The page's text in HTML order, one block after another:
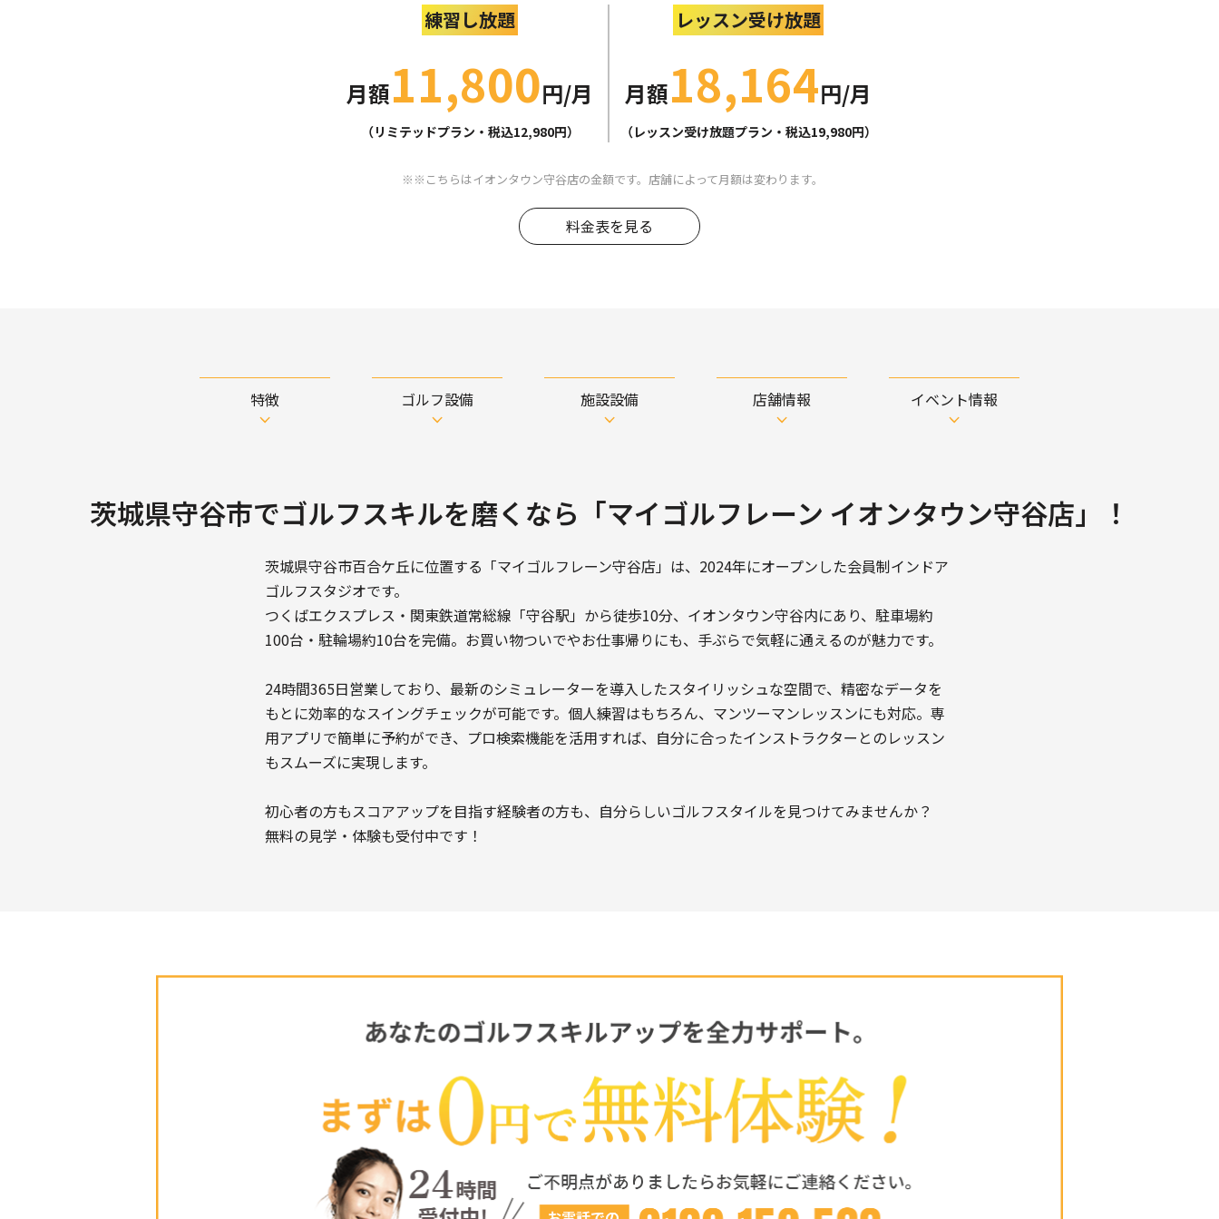
練習し放題
月額11,800円/月
（リミテッドプラン・税込12,980円）
レッスン受け放題
月額18,164円/月
（レッスン受け放題プラン・税込19,980円）
※こちらはイオンタウン守谷店の金額です。店舗によって月額は変わります。
料金表を見る
特徴 ゴルフ設備 施設設備 店舗情報 イベント情報
茨城県守谷市でゴルフスキルを磨くなら「マイゴルフレーン イオンタウン守谷店」！
茨城県守谷市百合ケ丘に位置する「マイゴルフレーン守谷店」は、2024年にオープンした会員制インドア
ゴルフスタジオです。
つくばエクスプレス・関東鉄道常総線「守谷駅」から徒歩10分、イオンタウン守谷内にあり、駐車場約
100台・駐輪場約10台を完備。お買い物ついでやお仕事帰りにも、手ぶらで気軽に通えるのが魅力です。
24時間365日営業しており、最新のシミュレーターを導入したスタイリッシュな空間で、精密なデータを
もとに効率的なスイングチェックが可能です。個人練習はもちろん、マンツーマンレッスンにも対応。専
用アプリで簡単に予約ができ、プロ検索機能を活用すれば、自分に合ったインストラクターとのレッスン
もスムーズに実現します。
初心者の方もスコアアップを目指す経験者の方も、自分らしいゴルフスタイルを見つけてみませんか？
無料の見学・体験も受付中です！